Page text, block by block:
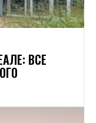
ВСЕ